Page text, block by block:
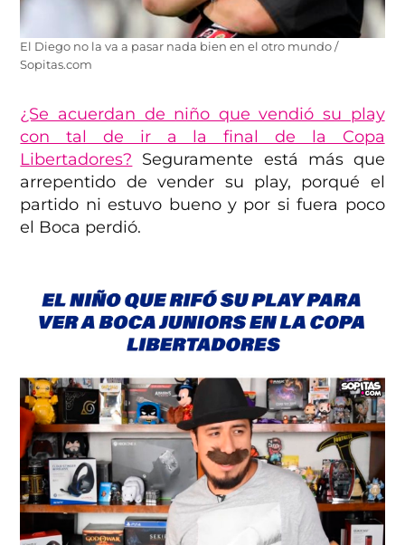
El Diego no la va a pasar nada bien en el otro mundo /
Sopitas.com
¿Se acuerdan de niño que vendió su play
con tal de ir a la final de la Copa
Libertadores? Seguramente está más que
arrepentido de vender su play, porqué el
partido ni estuvo bueno y por si fuera poco
el Boca perdió.